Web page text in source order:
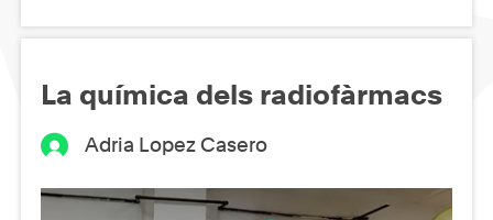
La química dels radiofàrmacs
Adria Lopez Casero